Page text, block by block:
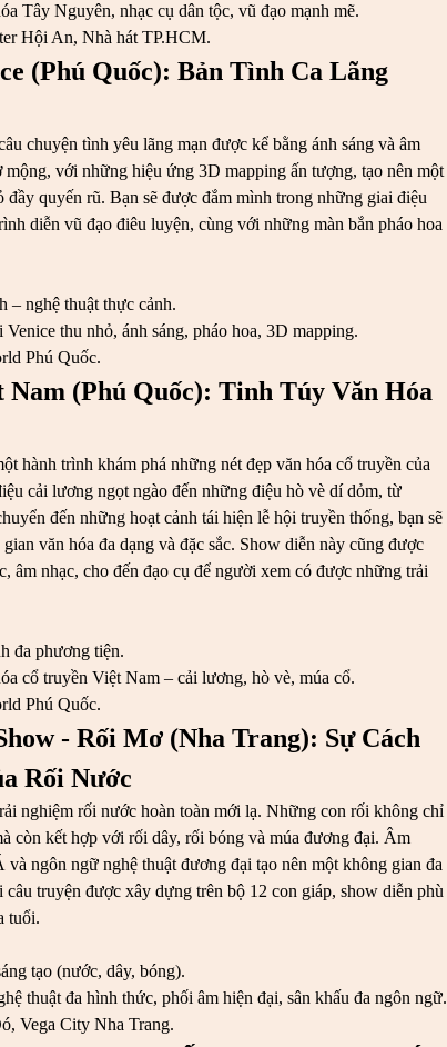
Tây Nguyên, nhạc cụ dân tộc, vũ đạo mạnh mẽ.
Hội An, Nhà hát TP.HCM.
(Phú Quốc): Bản Tình Ca Lãng
chuyện tình yêu lãng mạn được kể bằng ánh sáng và âm
mộng, với những hiệu ứng 3D mapping ấn tượng, tạo nên một
đầy quyến rũ. Bạn sẽ được đắm mình trong những giai điệu
diễn vũ đạo điêu luyện, cùng với những màn bắn pháo hoa
– nghệ thuật thực cảnh.
Venice thu nhỏ, ánh sáng, pháo hoa, 3D mapping.
Phú Quốc.
Nam (Phú Quốc): Tinh Túy Văn Hóa
hành trình khám phá những nét đẹp văn hóa cổ truyền của
cải lương ngọt ngào đến những điệu hò vè dí dỏm, từ
đến những hoạt cảnh tái hiện lễ hội truyền thống, bạn sẽ
văn hóa đa dạng và đặc sắc. Show diễn này cũng được
âm nhạc, cho đến đạo cụ để người xem có được những trải
đa phương tiện.
cổ truyền Việt Nam – cải lương, hò vè, múa cổ.
Phú Quốc.
- Rối Mơ (Nha Trang): Sự Cách
Rối Nước
nghiệm rối nước hoàn toàn mới lạ. Những con rối không chỉ
còn kết hợp với rối dây, rối bóng và múa đương đại. Âm
ngôn ngữ nghệ thuật đương đại tạo nên một không gian đa
truyện được xây dựng trên bộ 12 con giáp, show diễn phù
tuổi.
tạo (nước, dây, bóng).
thuật đa hình thức, phối âm hiện đại, sân khấu đa ngôn ngữ.
Vega City Nha Trang.